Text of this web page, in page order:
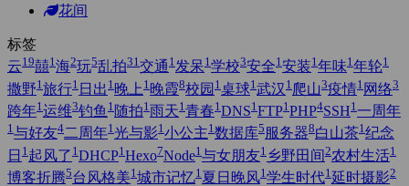
花间
标签
云19囍1 海2玩5乱拍31 交通 1 发呆1 学校3安全1 安装1 年味1 年轮1
撒野1 旅行1 日出 1 晚上 1 晚霞8校园 1 桌球1 武汉 1 爬山3疫情1 网络3
跨年1 运维3钓鱼 1 随拍1 雨天1 青春1 DNS1 FTP1 PHP4SSH1 一周年
1 与好友4二周年1 光与影1 小公主1 数据库5 服务器8白山茶1 纪念
日 1 起风了 1 DHCP1 Hexo7Node1 与女朋友1 乡野田间 2农村生活1
博客折腾5台风格美1 城市记忆1 夏日晚风1 学生时代1 延时摄影2